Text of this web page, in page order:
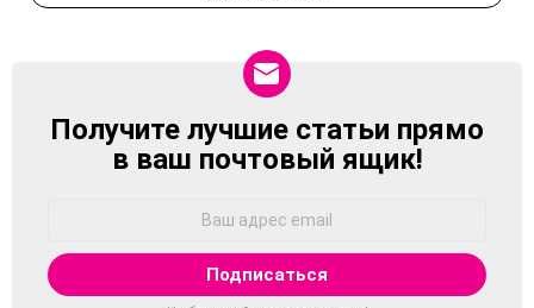
NEWSLETTER
Получите лучшие статьи прямо
в ваш почтовый ящик!